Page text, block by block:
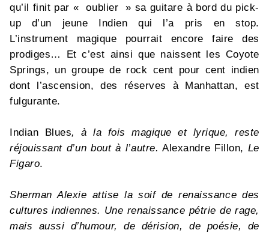
qu’il finit par « oublier » sa guitare à bord du pick-
up d’un jeune Indien qui l’a pris en stop.
L’instrument magique pourrait encore faire des
prodiges… Et c’est ainsi que naissent les Coyote
Springs, un groupe de rock cent pour cent indien
dont l’ascension, des réserves à Manhattan, est
fulgurante.
Indian Blues,
à la fois magique et lyrique, reste
réjouissant d’un bout à l’autre. Alexandre Fillon, Le
Figaro.
Sherman Alexie attise la soif de renaissance des
cultures indiennes. Une renaissance pétrie de rage,
mais aussi d’humour, de dérision, de poésie, de